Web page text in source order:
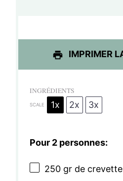
s
s
IMPRIMER
INGRÉDIENTS
SCALE 1x 2x 3x
Pour 2 personnes:
250gr de